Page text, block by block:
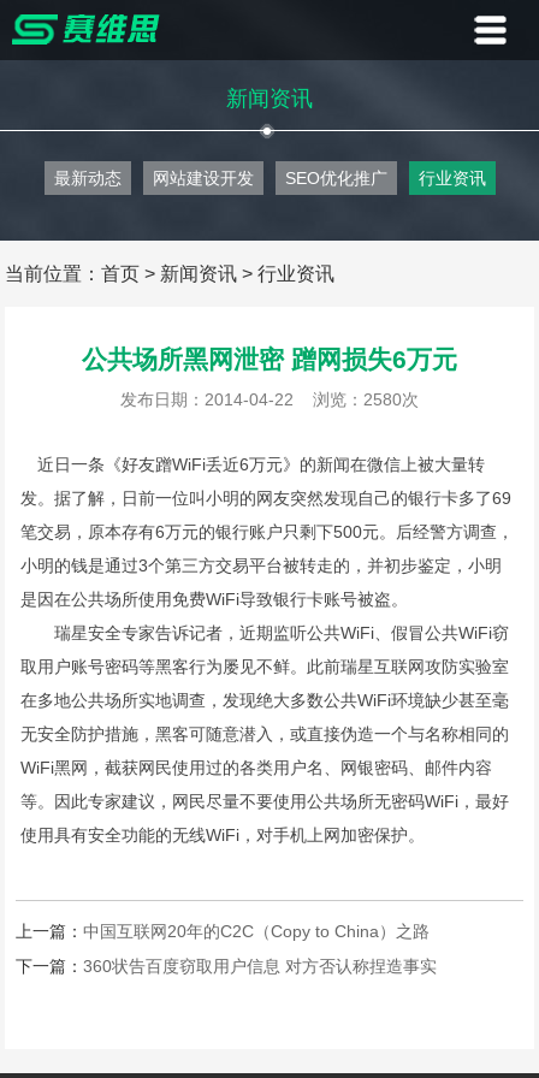
新闻资讯
最新动态 网站建设开发 SEO优化推广 行业资讯
当前位置：首页 > 新闻资讯 >行业资讯
公共场所黑网泄密 蹭网损失6万元
发布日期：2014-04-22 浏览：2580次
近日一条《好友蹭WiFi丢近6万元》的新闻在微信上被大量转
发。据了解，日前一位叫小明的网友突然发现自己的银行卡多了69
笔交易，原本存有6万元的银行账户只剩下500元。后经警方调查，
小明的钱是通过3个第三方交易平台被转走的，并初步鉴定，小明
是因在公共场所使用免费WiFi导致银行卡账号被盗。
瑞星安全专家告诉记者，近期监听公共WiFi、假冒公共WiFi窃
取用户账号密码等黑客行为屡见不鲜。此前瑞星互联网攻防实验室
在多地公共场所实地调查，发现绝大多数公共WiFi环境缺少甚至毫
无安全防护措施，黑客可随意潜入，或直接伪造一个与名称相同的
WiFi黑网，截获网民使用过的各类用户名、网银密码、邮件内容
等。因此专家建议，网民尽量不要使用公共场所无密码WiFi，最好
使用具有安全功能的无线WiFi，对手机上网加密保护。
上一篇：中国互联网20年的C2C（Copy to China）之路
下一篇：360状告百度窃取用户信息 对方否认称捏造事实